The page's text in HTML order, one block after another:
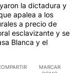
la dictadura y
apalea a los
a precio de
esclavizante y se
Blanca y el
MARCAR